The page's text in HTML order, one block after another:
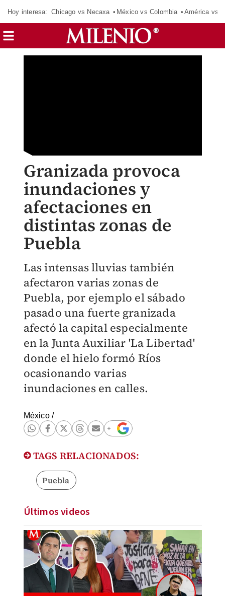
Hoy interesa: Chicago vs Necaxa México vs Colombia América vs
Granizada provoca
inundaciones y
afectaciones en
distintas zonas de
Puebla
Las intensas lluvias también
afectaron varias zonas de
Puebla, por ejemplo el sábado
pasado una fuerte granizada
afectó la capital especialmente
en la Junta Auxiliar 'La Libertad'
donde el hielo formó Ríos
ocasionando varias
inundaciones en calles.
México/
TAGS RELACIONADOS:
Puebla
Últimos videos